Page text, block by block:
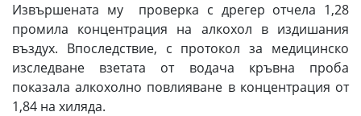
Извършената му проверка с дрегер отчела 1,28
промила концентрация на алкохол в издишания
въздух. Впоследствие, с протокол за медицинско
изследване взетата от водача кръвна проба
показала алкохолно повлияване в концентрация от
1,84 на хиляда.